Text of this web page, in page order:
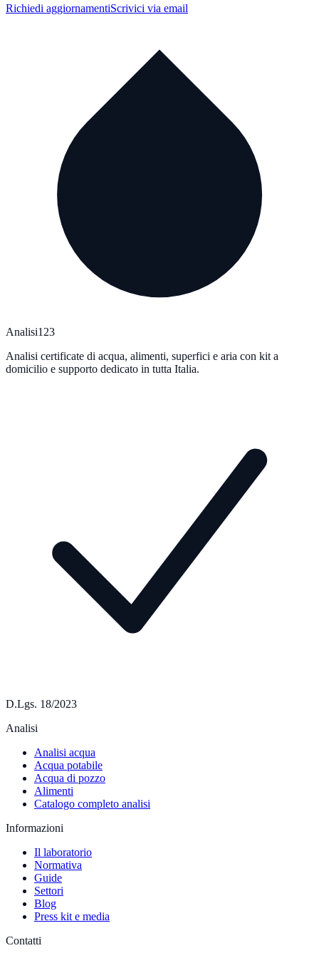
Richiedi aggiornamentiScrivici via email
Analisi123
Analisi certificate di acqua, alimenti, superfici e aria con kit a
domicilio e supporto dedicato in tutta Italia.
D.Lgs. 18/2023
Analisi
Analisi acqua
Acqua potabile
Acqua di pozzo
Alimenti
Catalogo completo analisi
Informazioni
Il laboratorio
Normativa
Guide
Settori
Blog
Press kit e media
Contatti